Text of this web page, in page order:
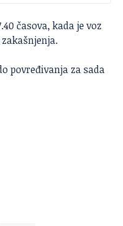
časova, kada je voz
povređivanja za sada